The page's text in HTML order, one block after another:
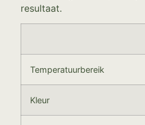
resultaat.
Temperatuurbereik
Kleur